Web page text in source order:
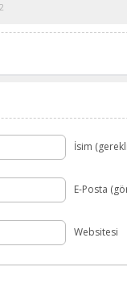
İsim
E-Posta
Websitesi